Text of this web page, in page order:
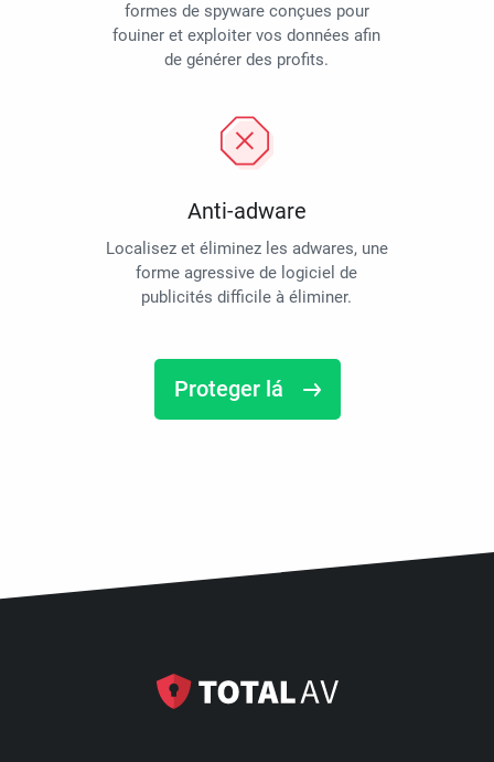
formes de spyware conçues pour
fouiner et exploiter vos données afin
de générer des profits.
Anti-adware
Localisez et éliminez les adwares, une
forme agressive de logiciel de
publicités difficile à éliminer.
Proteger lá